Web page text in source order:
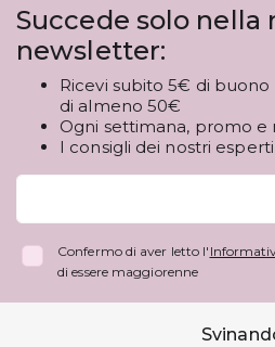
Succede solo nella
newsletter:
Ricevi subito 5€ di
di almeno 50€
Ogni settimana, promo e
I consigli dei nostri
Confermo di aver letto l'
di essere maggiorenne